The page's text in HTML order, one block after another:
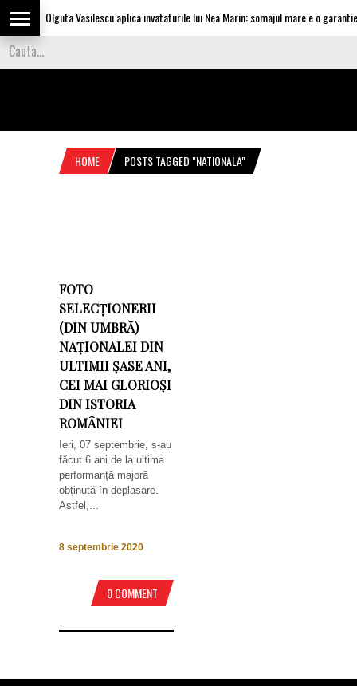
Olguta Vasilescu aplica invataturile lui Nea Marin: somajul mare e o
HOME POSTS TAGGED "NATIONALA"
FOTO
SELECȚIONERII
(DIN UMBRĂ)
NAȚIONALEI DIN
ULTIMII ȘASE ANI,
CEI MAI GLORIOȘI
DIN ISTORIA
ROMÂNIEI
Ieri, 07 septembrie, s-au
făcut 6 ani de la ultima
performanță majoră
obținută în deplasare.
Astfel,...
8 septembrie 2020
0 COMMENT